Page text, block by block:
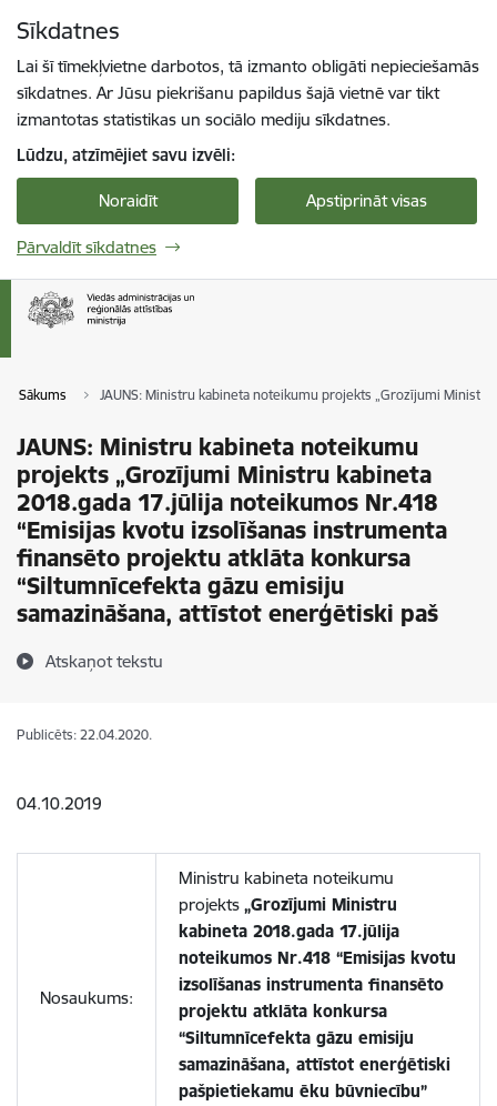
Sīkdatnes
Lai šī tīmekļvietne darbotos, tā izmanto obligāti nepieciešamās
sīkdatnes. Ar Jūsu piekrišanu papildus šajā vietnē var tikt
izmantotas statistikas un sociālo mediju sīkdatnes.
Lūdzu, atzīmējiet savu izvēli:
Noraidīt Apstiprināt visas
Pārvaldīt sīkdatnes
Sākums JAUNS: Ministru kabineta noteikumu projekts „Grozījumi
JAUNS: Ministru kabineta noteikumu
projekts „Grozījumi Ministru kabineta
2018.gada 17.jūlija noteikumos Nr.418
“Emisijas kvotu izsolīšanas instrumenta
finansēto projektu atklāta konkursa
“Siltumnīcefekta gāzu emisiju
samazināšana, attīstot enerģētiski paš
Atskaņot tekstu
Publicēts: 22.04.2020.
04.10.2019
Nosaukums:
Ministru kabineta noteikumu
projekts „Grozījumi Ministru
kabineta 2018.gada 17.jūlija
noteikumos Nr.418 “Emisijas kvotu
izsolīšanas instrumenta finansēto
projektu atklāta konkursa
“Siltumnīcefekta gāzu emisiju
samazināšana, attīstot enerģētiski
pašpietiekamu ēku būvniecību”